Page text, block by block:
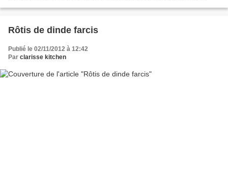
Rôtis de dinde farcis
Publié le 02/11/2012 à 12:42
Par clarisse kitchen